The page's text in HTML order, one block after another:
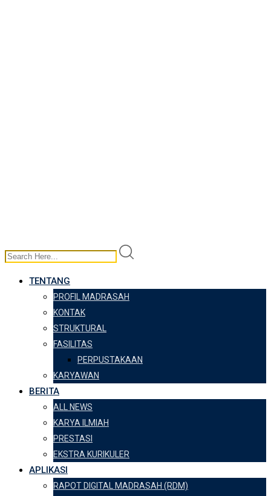
TENTANG
PROFIL MADRASAH
KONTAK
STRUKTURAL
FASILITAS
PERPUSTAKAAN
KARYAWAN
BERITA
ALL NEWS
KARYA ILMIAH
PRESTASI
EKSTRA KURIKULER
APLIKASI
RAPOT DIGITAL MADRASAH (RDM)